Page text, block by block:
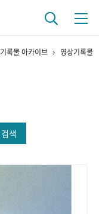
연구자들
기록물 아카이브 영상기록물
검색